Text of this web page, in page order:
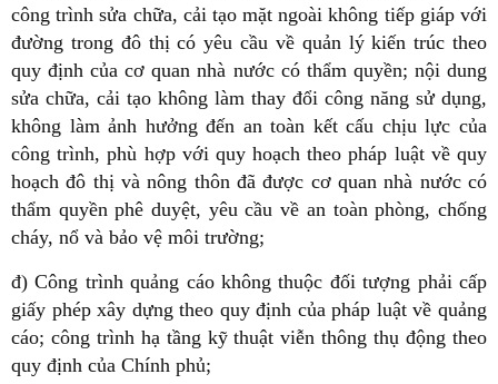
công trình sửa chữa, cải tạo mặt ngoài không tiếp giáp với
đường trong đô thị có yêu cầu về quản lý kiến trúc theo
quy định của cơ quan nhà nước có thẩm quyền; nội dung
sửa chữa, cải tạo không làm thay đổi công năng sử dụng,
không làm ảnh hưởng đến an toàn kết cấu chịu lực của
công trình, phù hợp với quy hoạch theo pháp luật về quy
hoạch đô thị và nông thôn đã được cơ quan nhà nước có
thẩm quyền phê duyệt, yêu cầu về an toàn phòng, chống
cháy, nổ và bảo vệ môi trường;
đ) Công trình quảng cáo không thuộc đối tượng phải cấp
giấy phép xây dựng theo quy định của pháp luật về quảng
cáo; công trình hạ tầng kỹ thuật viễn thông thụ động theo
quy định của Chính phủ;